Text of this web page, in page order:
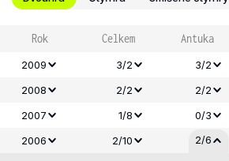
Rok Celkem Antuka
2009 3/2 3/2
2008 2/2 2/2
2007 1/8 0/3
2006
2/10 2/6